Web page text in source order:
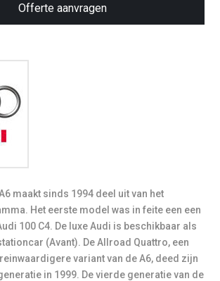
Offerte aanvragen
Het eerste model was in feite een een
100 C4. De luxe Audi is beschikbaar als
(Avant). De Allroad Quattro, een
variant van de A6, deed zijn
in 1999. De vierde generatie van de